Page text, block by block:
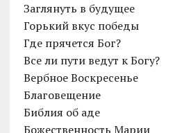
Заглянуть в будущее
Горький вкус победы
Где прячется Бог?
Все ли пути ведут к Богу?
Вербное Воскресенье
Благовещение
Библия об аде
Божественность Марии